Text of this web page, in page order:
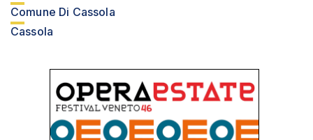
Comune Di Cassola
Cassola